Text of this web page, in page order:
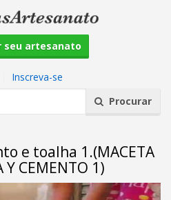
seu artesanato
Inscreva-se
Procurar
e toalha 1.(MACETA
Y CEMENTO 1)